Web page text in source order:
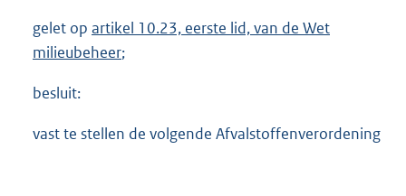
gelet op artikel 10.23, eerste lid, van de Wet
milieubeheer;
besluit:
vast te stellen de volgende Afvalstoffenverordening